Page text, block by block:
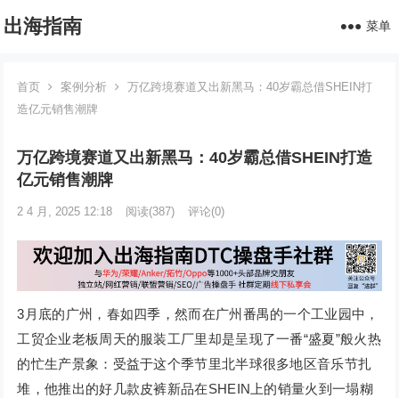
出海指南 菜单
首页 案例分析
万亿跨境赛道又出新黑马：40岁霸总借SHEIN打
造亿元销售潮牌
万亿跨境赛道又出新黑马：40岁霸总借SHEIN打造
亿元销售潮牌
2 4 月, 2025 12:18 阅读(387) 评论(0)
3月底的广州，春如四季，然而在广州番禺的一个工业园中，
工贸企业老板周天的服装工厂里却是呈现了一番“盛夏”般火热
的忙生产景象：受益于这个季节里北半球很多地区音乐节扎
堆，他推出的好几款皮裤新品在SHEIN上的销量火到一塌糊